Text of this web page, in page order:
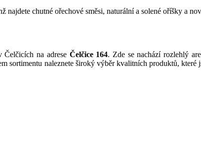
chutné ořechové směsi, naturální a solené oříšky a
Čelčicích na adrese Čelčice 164. Zde se nachází rozlehlý
naleznete široký výběr kvalitních produktů,